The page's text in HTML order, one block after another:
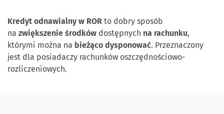
Kredyt odnawialny w ROR to dobry sposób
na zwiększenie środków dostępnych na rachunku,
którymi można na bieżąco dysponować. Przeznaczony
jest dla posiadaczy rachunków oszczędnościowo-
rozliczeniowych.